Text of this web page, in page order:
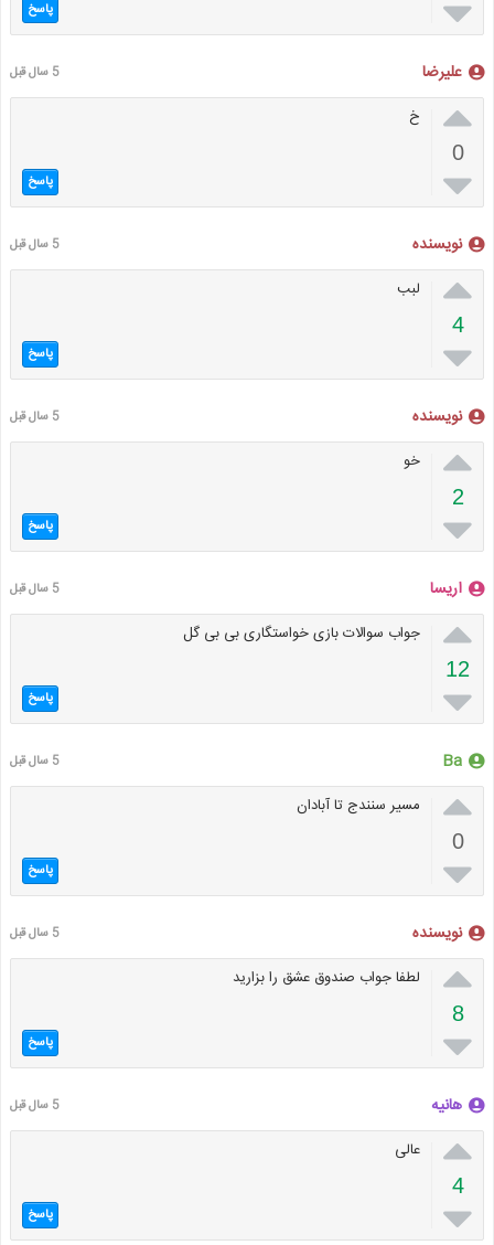
 پاسخ
علیرضا 5 سال قبل

0

خ
پاسخ
نویسنده 5 سال قبل

4

لبب
پاسخ
نویسنده 5 سال قبل

2

خو
پاسخ
اریسا 5 سال قبل

12

جواب سوالات بازی خواستگاری بی بی گل
پاسخ
Ba 5 سال قبل

0

مسیر سنندج تا آبادان
پاسخ
نویسنده 5 سال قبل

8

لطفا جواب صندوق عشق را بزارید
پاسخ
هانیه 5 سال قبل

4

عالی
پاسخ